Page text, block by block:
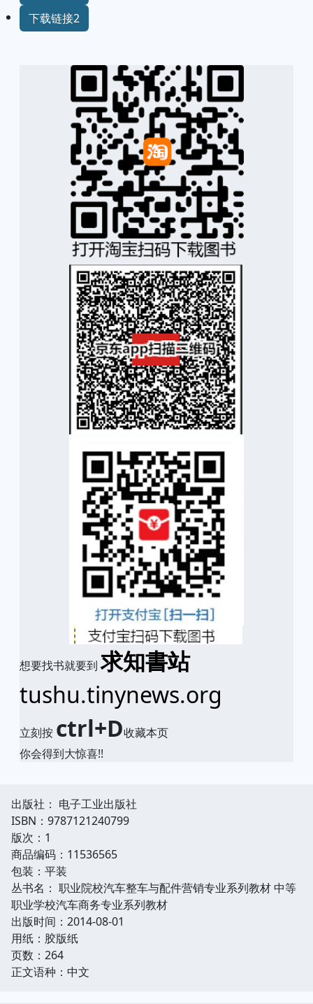
下载链接2
想要找书就要到求知書站
tushu.tinynews.org
立刻按 ctrl+D收藏本页
你会得到大惊喜!!
出版社： 电子工业出版社
ISBN：9787121240799
版次：1
商品编码：11536565
包装：平装
丛书名： 职业院校汽车整车与配件营销专业系列教材 中等
职业学校汽车商务专业系列教材
出版时间：2014-08-01
用纸：胶版纸
页数：264
正文语种：中文